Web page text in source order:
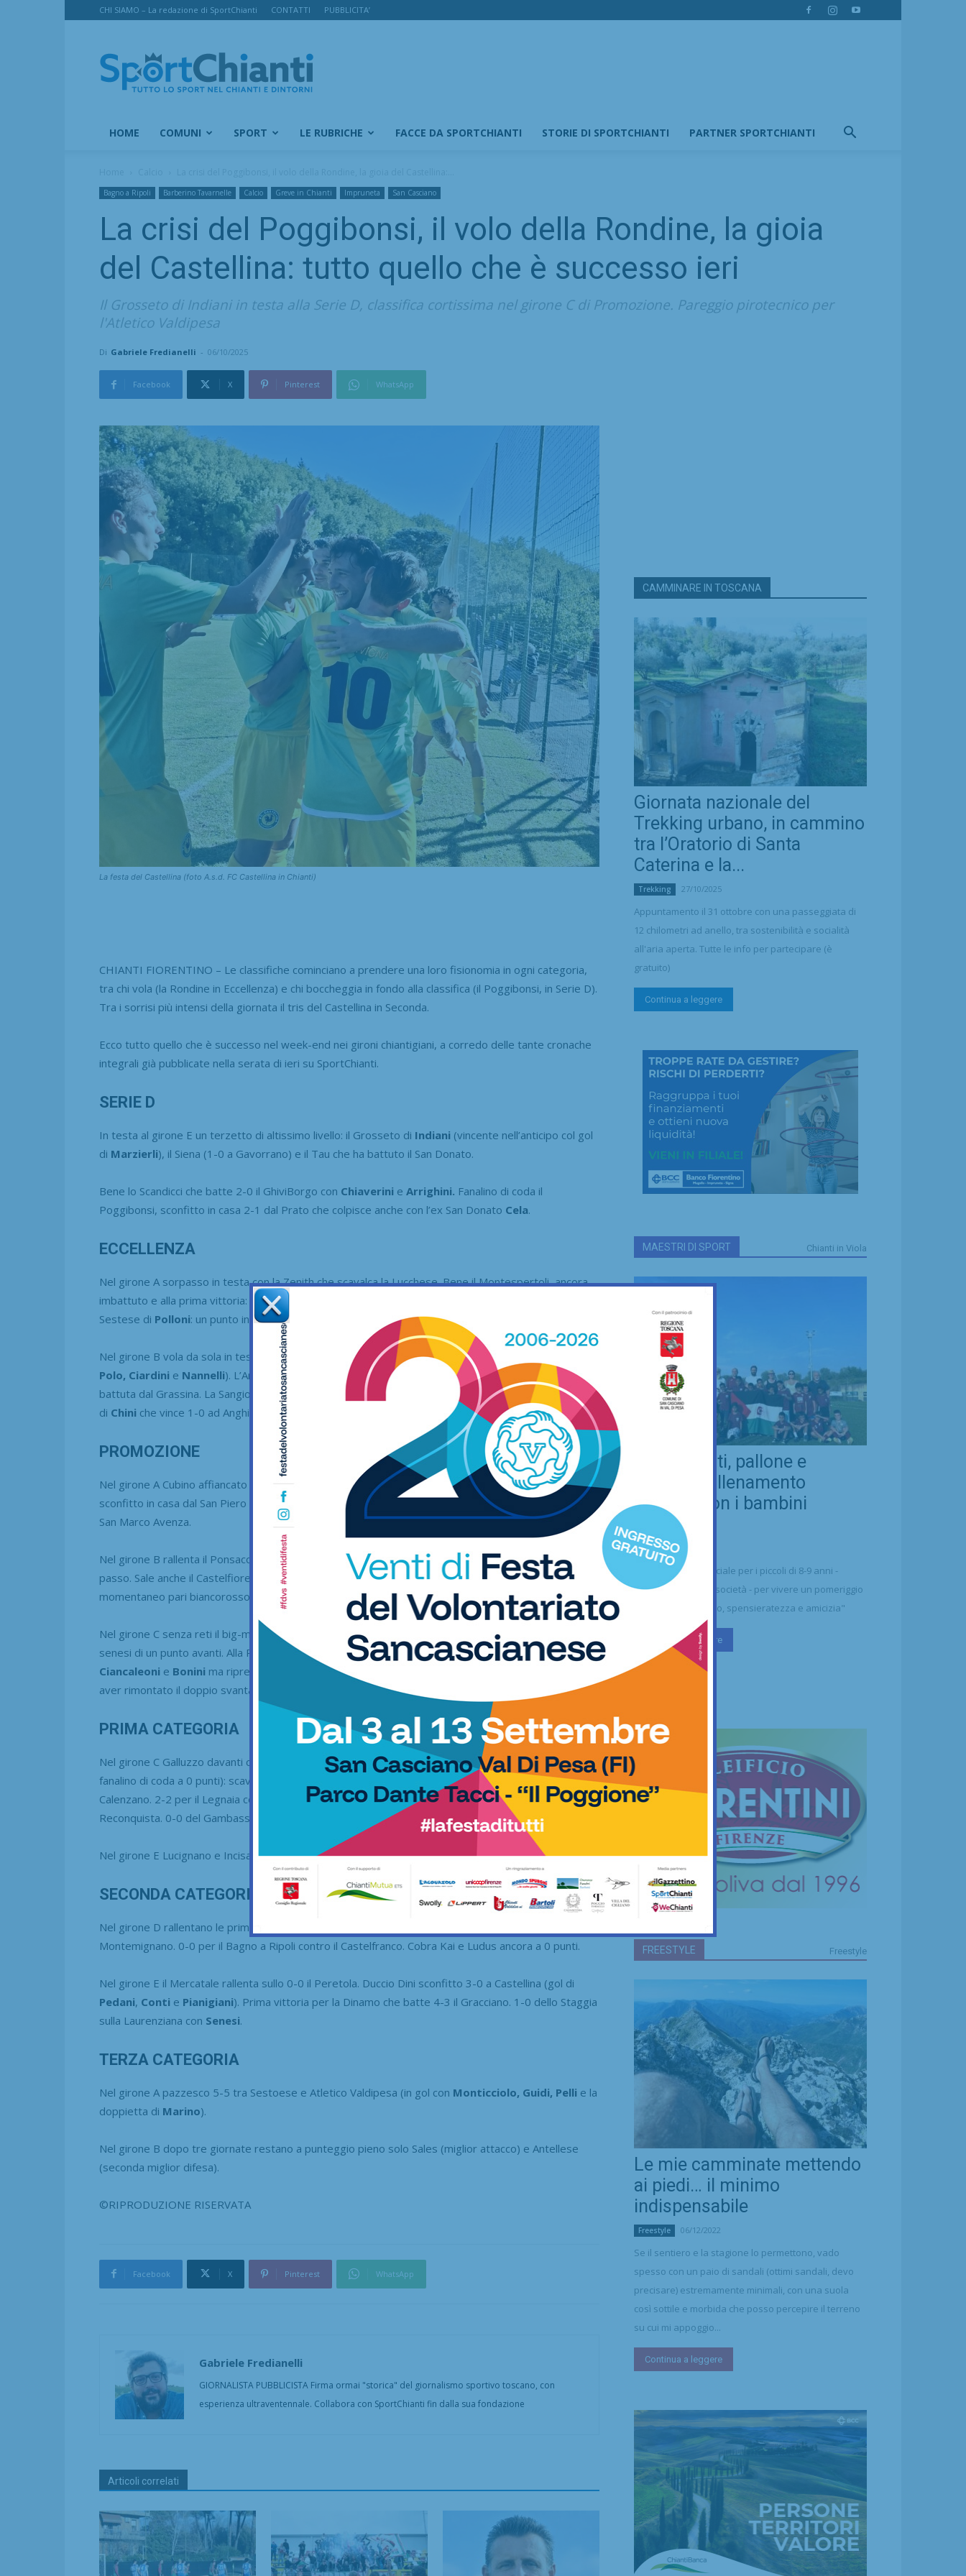
CHI SIAMO – La redazione di SportChianti CONTATTI PUBBLICITA’
SportChianti
HOME COMUNI SPORT LE RUBRICHE FACCE DA SPORTCHIANTI STORIE DI SPORTCHIANTI PARTNER SPORTCHIANTI
Bagno a Ripoli Barberino Tavarnelle Calcio Greve in Chianti Impruneta San Casciano
La crisi del Poggibonsi, il volo della Rondine, la gioia
del Castellina: tutto quello che è successo ieri
Il Grosseto di Indiani in testa alla Serie D, classifica cortissima nel girone C di Promozione. Pareggio pirotecnico per
l'Atletico Valdipesa
Di Gabriele Fredianelli - 06/10/2025
Facebook X Pinterest WhatsApp
La festa del Castellina (foto A.s.d. FC Castellina in Chianti)
CHIANTI FIORENTINO – Le classifiche cominciano a prendere una loro fisionomia in ogni categoria,
tra chi vola (la Rondine in Eccellenza) e chi boccheggia in fondo alla classifica (il Poggibonsi, in Serie D).
Tra i sorrisi più intensi della giornata il tris del Castellina in Seconda.
Ecco tutto quello che è successo nel week-end nei gironi chiantigiani, a corredo delle tante cronache
integrali già pubblicate nella serata di ieri su SportChianti.
SERIE D
In testa al girone E un terzetto di altissimo livello: il Grosseto di Indiani (vincente nell’anticipo col gol
di Marzierli), il Siena (1-0 a Gavorrano) e il Tau che ha battuto il San Donato.
Bene lo Scandicci che batte 2-0 il GhiviBorgo con Chiaverini e Arrighini. Fanalino di coda il
Poggibonsi, sconfitto in casa 2-1 dal Prato che colpisce anche con l’ex San Donato Cela.
ECCELLENZA
Nel girone A sorpasso in testa con la Zenith che scavalca la Lucchese. Bene il Montespertoli, ancora
imbattuto e alla prima vittoria: 1-0 a Livorno contro la Pro (gol di
Sestese di Polloni: un punto in 4 partite e nessun gol ancora segnato.
Nel girone B vola da sola in testa la Rondinella, grazie al 3-0 sul Certaldo (ancora a quota 0: reti di
Polo, Ciardini e Nannelli). L’Antella strappa lo 0-0 al Mazzola e lo rallenta, così come la Colligiana
battuta dal Grassina. La Sangiovannese di
Calderini
passa 1-0 a Lastra a Signa. Si rialza la Sansovino
di Chini che vince 1-0 ad Anghiari. Figline sconfitto in casa, pareggi per Affrico e Lanciotto.
PROMOZIONE
Nel girone A Cubino affiancato da Pietrasanta e Lampo Meridien in testa. Il Firenze Ovest diSacconi
sconfitto in casa dal San Piero a Sieve (1-2). Fortis raggiunta sul 2-2 a tempo scaduto sul campo del
San Marco Avenza.
Nel girone B rallenta il Ponsacco agganciato in testa dall’Atletico Maremma, con il Massa Valpiana a un
passo. Sale anche il Castelfiorentino con il 3-1 alla Ginestra (doppietta diBoyee Mancini,Marino
momentaneo pari biancorosso).
Nel girone C senza reti il big-match tra Settignanese e Sinalunghese per una classifica cortissima, coi
senesi di un punto avanti. Alla Rufina il derby col Pontassieve (3-1). Lebowski due volte avanti con
Ciancaleoni e Bonini ma ripreso sul 2-2 dall’Alberoro. Fiesole sconfitto nel finale 3-2 a Foiano, dopo
aver rimontato il doppio svantaggio.
PRIMA CATEGORIA
Nel girone C Galluzzo davanti con San Godenzo e Poggio a Caiano (che batte 1-0 lo Sporting Arno,
fanalino di coda a 0 punti): scavalcata la Gallianese battuta 4-3 dall’Albacarraia. Isolotto sconfitto 3-0 a
Calenzano. 2-2 per il Legnaia contro il Quarrata. Per il Porta Romana 1-1 in Mugello contro il
Reconquista. 0-0 del Gambassi a Barberino.
Nel girone E Lucignano e Incisa a punteggio pieno. La Chiantigiana fa 1-1 ad Arezzo (gol diBilel).
SECONDA CATEGORIA
Nel girone D rallentano le prime: in testa un poker composto da Leccese, Sancat, Pelago e
Montemignano. 0-0 per il Bagno a Ripoli contro il Castelfranco. Cobra Kai e Ludus ancora a 0 punti.
Nel girone E il Mercatale rallenta sullo 0-0 il Peretola. Duccio Dini sconfitto 3-0 a Castellina (gol di
Pedani, Conti e Pianigiani). Prima vittoria per la Dinamo che batte 4-3 il Gracciano. 1-0 dello Staggia
sulla Laurenziana con Senesi.
TERZA CATEGORIA
Nel girone A pazzesco 5-5 tra Sestoese e Atletico Valdipesa (in gol con Monticciolo, Guidi, Pelli e la
doppietta di Marino).
Nel girone B dopo tre giornate restano a punteggio pieno solo Sales (miglior attacco) e Antellese
(seconda miglior difesa).
©RIPRODUZIONE RISERVATA
Facebook X Pinterest WhatsApp
Gabriele Fredianelli
GIORNALISTA PUBBLICISTA Firma ormai "storica" del giornalismo sportivo toscano, con
esperienza ultraventennale. Collabora con SportChianti fin dalla sua fondazione
Articoli correlati
CAMMINARE IN TOSCANA
Giornata nazionale del
Trekking urbano, in cammino
tra l’Oratorio di Santa
Caterina e la...
Trekking 27/10/2025
Appuntamento il 31 ottobre con una passeggiata di
12 chilometri ad anello, tra sostenibilità e socialità
all'aria aperta. Tutte le info per partecipare (è
gratuito)
Continua a leggere
MAESTRI DI SPORT Chianti in Viola
Real Chianti, pallone e
bellezza: allenamento
insieme con i bambini
Saharawi
Calcio 21/07/2026
"Un'occasione speciale per i piccoli di 8-9 anni -
sottolineano dalla società - per vivere un pomeriggio
di puro divertimento, spensieratezza e amicizia"
Continua a leggere
FREESTYLE Freestyle
Le mie camminate mettendo
ai piedi… il minimo
indispensabile
Freestyle 06/12/2022
Se il sentiero e la stagione lo permettono, vado
spesso con un paio di sandali (ottimi sandali, devo
precisare) estremamente minimali, con una suola
così sottile e morbida che posso percepire il terreno
su cui mi appoggio...
Continua a leggere